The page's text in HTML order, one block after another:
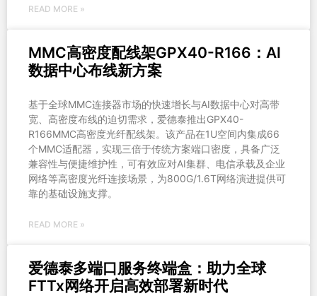
READ MORE »
MMC高密度配线架GPX40-R166：AI
数据中心布线新方案
基于全球MMC连接器市场的快速增长与AI数据中心对高带
宽、高密度布线的迫切需求，爱德泰推出GPX40-
R166MMC高密度光纤配线架。该产品在1U空间内集成66
个MMC适配器，实现三倍于传统方案端口密度，具备广泛
兼容性与便捷维护性，可有效应对AI集群、电信承载及企业
网络等高密度光纤连接场景，为800G/1.6T网络演进提供可
靠的基础设施支撑。
READ MORE »
爱德泰多端口服务终端盒：助力全球
FTTx网络开启高效部署新时代